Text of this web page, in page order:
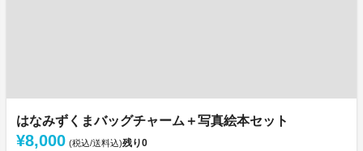
はなみずくまバッグチャーム＋写真絵本セット
¥8,000 (税込/送料込)残り0